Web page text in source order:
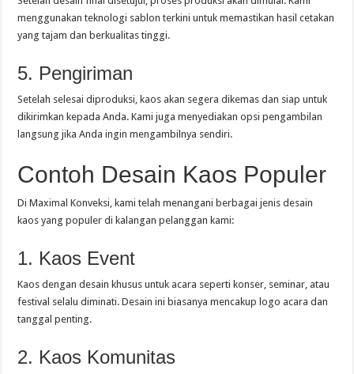
menggunakan teknologi sablon terkini untuk memastikan hasil cetakan
yang tajam dan berkualitas tinggi.
5. Pengiriman
Setelah selesai diproduksi, kaos akan segera dikemas dan siap untuk
dikirimkan kepada Anda. Kami juga menyediakan opsi pengambilan
langsung jika Anda ingin mengambilnya sendiri.
Contoh Desain Kaos Populer
Di Maximal Konveksi, kami telah menangani berbagai jenis desain
kaos yang populer di kalangan pelanggan kami:
1. Kaos Event
Kaos dengan desain khusus untuk acara seperti konser, seminar, atau
festival selalu diminati. Desain ini biasanya mencakup logo acara dan
tanggal penting.
2. Kaos Komunitas